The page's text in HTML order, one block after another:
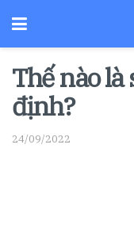
Thế nào là
định?
24/09/2022